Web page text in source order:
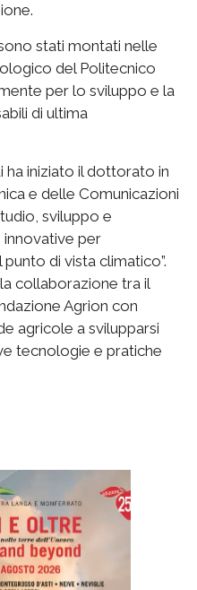
stati montati nelle
del Politecnico
per lo sviluppo e la
di ultima
iniziato il dottorato in
e delle Comunicazioni
sviluppo e
innovative per
di vista climatico”.
collaborazione tra il
Agrion con
agricole a svilupparsi
tecnologie e pratiche